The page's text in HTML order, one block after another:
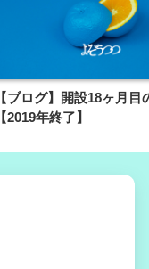
【ブログ】開設18ヶ月目
【2019年終了】